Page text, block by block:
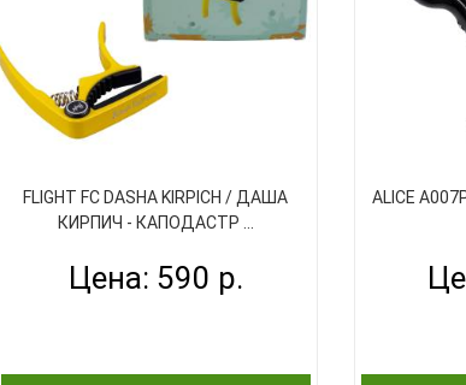
напоминающий традиционную
гавайскую гирлянду из цветов (LEI).
Эти каподастры KYSER созданы
специальн..
FLIGHT FC DASHA KIRPICH / ДАША
КИРПИЧ - КАПОДАСТР ...
Цена: 590 р.
ALICE